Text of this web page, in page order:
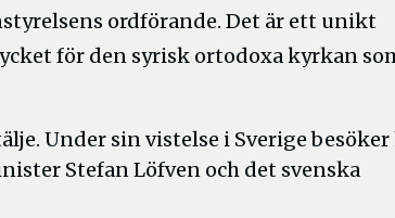
ordförande. Det är ett unikt
för den syrisk ortodoxa kyrkan
Under sin vistelse i Sverige besöker
Stefan Löfven och det svenska